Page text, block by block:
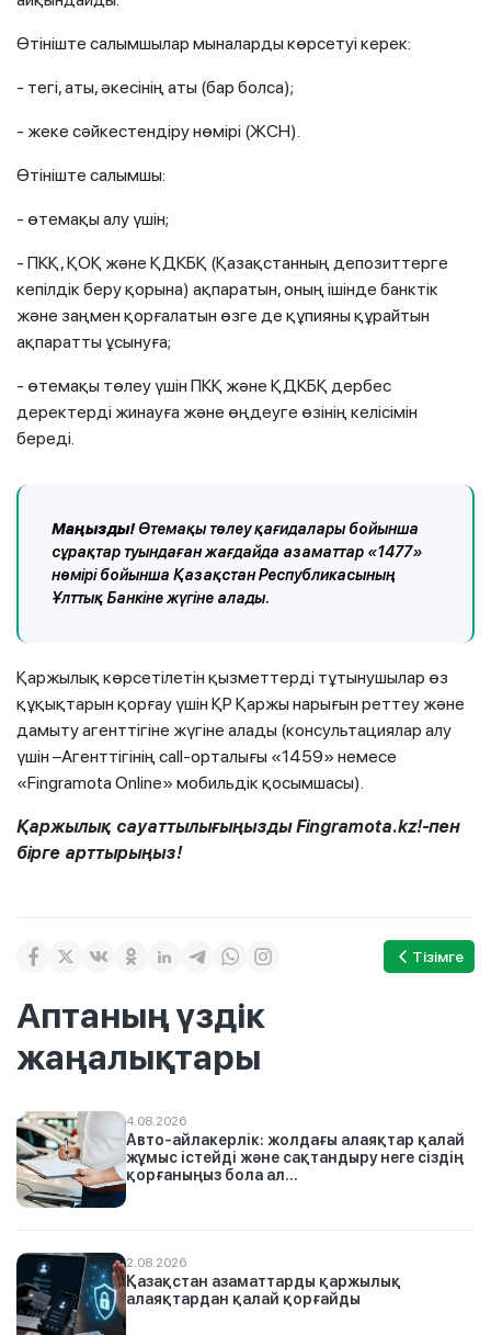
Өтініште салымшылар мыналарды көрсетуі керек:
- тегі, аты, әкесінің аты (бар болса);
- жеке сәйкестендіру нөмірі (ЖСН).
Өтініште салымшы:
- өтемақы алу үшін;
- ПКҚ, ҚОҚ және ҚДКБҚ (Қазақстанның депозиттерге
кепілдік беру қорына) ақпаратын, оның ішінде банктік
және заңмен қорғалатын өзге де құпияны құрайтын
ақпаратты ұсынуға;
- өтемақы төлеу үшін ПКҚ және ҚДКБҚ дербес
деректерді жинауға және өңдеуге өзінің келісімін
береді.
Маңызды!Өтемақы төлеу қағидалары бойынша
сұрақтар туындаған жағдайда азаматтар «1477»
нөмірі бойынша Қазақстан Республикасының
Ұлттық Банкіне жүгіне алады.
Қаржылық көрсетілетін қызметтерді тұтынушылар өз
құқықтарын қорғау үшін ҚР Қаржы нарығын реттеу және
дамыту агенттігіне жүгіне алады (консультациялар алу
үшін –Агенттігінің call-орталығы «1459» немесе
«Fingramota Online» мобильдік қосымшасы).
Қаржылық сауаттылығыңызды Fingramota.kz!-пен
бірге арттырыңыз!
Тізімге
Аптаның үздік
жаңалықтары
4.08.2026
Авто-айлакерлік: жолдағы алаяқтар қалай
жұмыс істейді және сақтандыру неге сіздің
қорғаныңыз бола ал...
2.08.2026
Қазақстан азаматтарды қаржылық
алаяқтардан қалай қорғайды